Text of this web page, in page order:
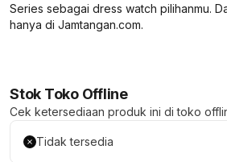
Series sebagai dress watch pilihanmu.
hanya di Jamtangan.com.
Stok Toko Offline
Cek ketersediaan produk ini di toko
Tidak tersedia